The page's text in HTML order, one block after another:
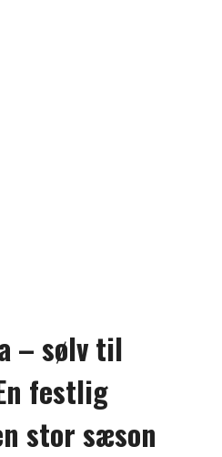
– sølv til
festlig
stor sæson